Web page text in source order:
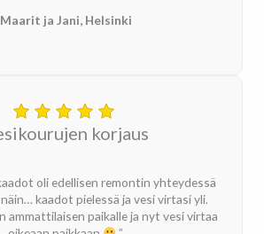
Maarit ja Jani, Helsinki
korjaus
oli edellisen remontin yhteydessä
kaadot pielessä ja vesi virtasi yli.
ammattilaisen paikalle ja nyt vesi virtaa